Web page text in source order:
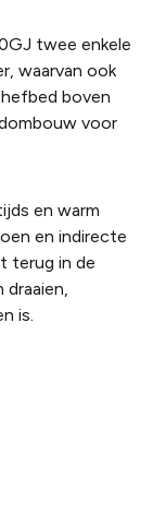
twee enkele
waarvan ook
boven
voor
en warm
en indirecte
terug in de
draaien,
is.